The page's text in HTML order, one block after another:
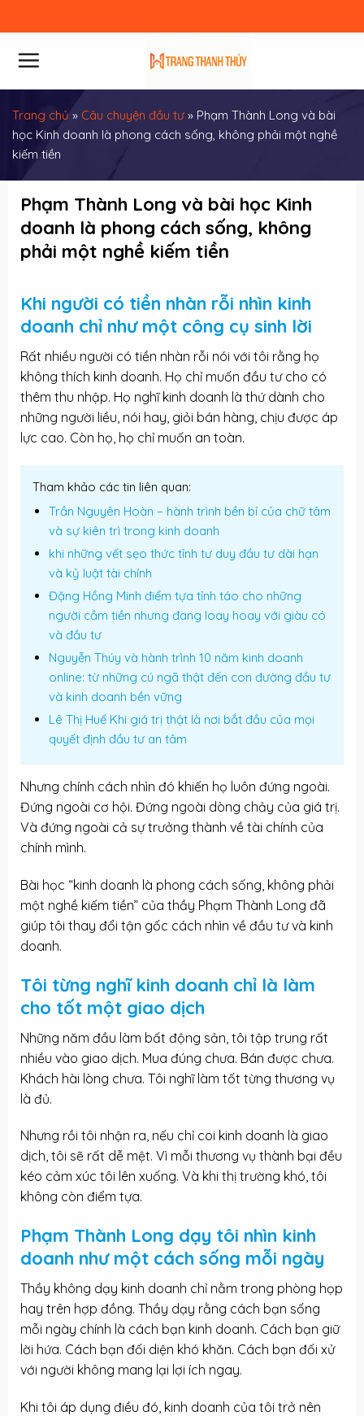
to
content
Trang chủ » Câu chuyện đầu tư » Phạm Thành Long và bài
học Kinh doanh là phong cách sống, không phải một nghề
kiếm tiền
Phạm Thành Long và bài học Kinh
doanh là phong cách sống, không
phải một nghề kiếm tiền
Khi người có tiền nhàn rỗi nhìn kinh
doanh chỉ như một công cụ sinh lời
Rất nhiều người có tiền nhàn rỗi nói với tôi rằng họ
không thích kinh doanh. Họ chỉ muốn đầu tư cho có
thêm thu nhập. Họ nghĩ kinh doanh là thứ dành cho
những người liều, nói hay, giỏi bán hàng, chịu được áp
lực cao. Còn họ, họ chỉ muốn an toàn.
Tham khảo các tin liên quan:
Trần Nguyên Hoàn – hành trình bền bỉ của chữ tâm
và sự kiên trì trong kinh doanh
khi những vết sẹo thức tỉnh tư duy đầu tư dài hạn
và kỷ luật tài chính
Đặng Hồng Minh điểm tựa tỉnh táo cho những
người cầm tiền nhưng đang loay hoay với giàu có
và đầu tư
Nguyễn Thúy và hành trình 10 năm kinh doanh
online: từ những cú ngã thật đến con đường đầu tư
và kinh doanh bền vững
Lê Thị Huế Khi giá trị thật là nơi bắt đầu của mọi
quyết định đầu tư an tâm
Nhưng chính cách nhìn đó khiến họ luôn đứng ngoài.
Đứng ngoài cơ hội. Đứng ngoài dòng chảy của giá trị.
Và đứng ngoài cả sự trưởng thành về tài chính của
chính mình.
Bài học “kinh doanh là phong cách sống, không phải
một nghề kiếm tiền” của thầy Phạm Thành Long đã
giúp tôi thay đổi tận gốc cách nhìn về đầu tư và kinh
doanh.
Tôi từng nghĩ kinh doanh chỉ là làm
cho tốt một giao dịch
Những năm đầu làm bất động sản , tôi tập trung rất
nhiều vào giao dịch. Mua đúng chưa. Bán được chưa.
Khách hài lòng chưa. Tôi nghĩ làm tốt từng thương vụ
là đủ.
Nhưng rồi tôi nhận ra, nếu chỉ coi kinh doanh là giao
dịch, tôi sẽ rất dễ mệt. Vì mỗi thương vụ thành bại đều
kéo cảm xúc tôi lên xuống. Và khi thị trường khó, tôi
không còn điểm tựa.
Phạm Thành Long dạy tôi nhìn kinh
doanh như một cách sống mỗi ngày
Thầy không dạy kinh doanh chỉ nằm trong phòng họp
hay trên hợp đồng. Thầy dạy rằng cách bạn sống
mỗi ngày chính là cách bạn kinh doanh. Cách bạn giữ
lời hứa. Cách bạn đối diện khó khăn. Cách bạn đối xử
với người không mang lại lợi ích ngay.
Khi tôi áp dụng điều đó, kinh doanh của tôi trở nên